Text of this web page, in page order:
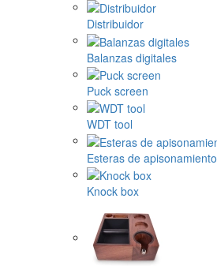
Distribuidor
Balanzas digitales
Puck screen
WDT tool
Esteras de apisonamiento
Knock box